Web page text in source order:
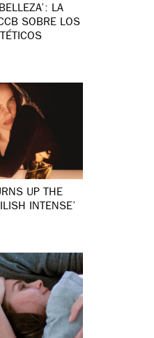
LA
SOBRE LOS
UP THE
INTENSE’